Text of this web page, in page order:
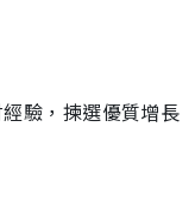
驗，揀選優質增長